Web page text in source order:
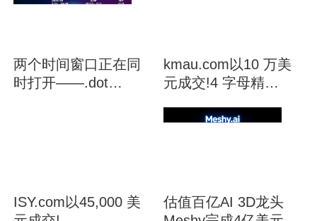
两个时间窗口正在同
时打开——.dot
kmau.com以10 万美
元成交!4 字母精
ISY.com以45,000 美
估值百亿AI 3D龙头